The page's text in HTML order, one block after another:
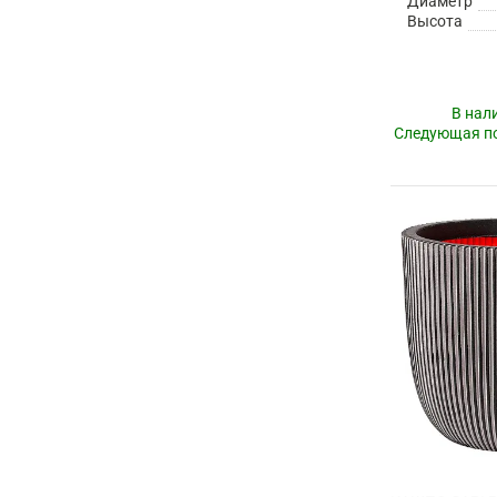
Высота
В
Следующая